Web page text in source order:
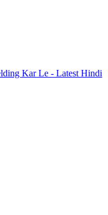
Kar Le - Latest Hindi